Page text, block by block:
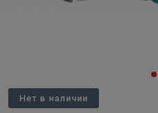
Нет в наличии